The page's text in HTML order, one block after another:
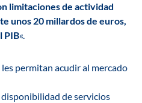
limitaciones de actividad
unos 20 millardos de euros,
PIB«.
permitan acudir al mercado
disponibilidad de servicios